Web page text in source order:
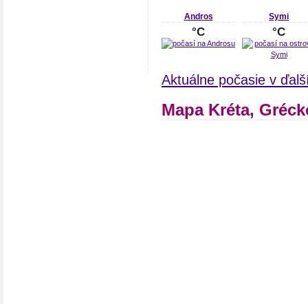
Andros
°C
Symi
°C
Aktuálne počasie v
Mapa Kréta,